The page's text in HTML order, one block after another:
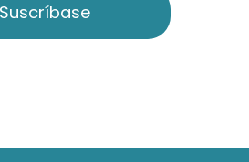
Suscríbase